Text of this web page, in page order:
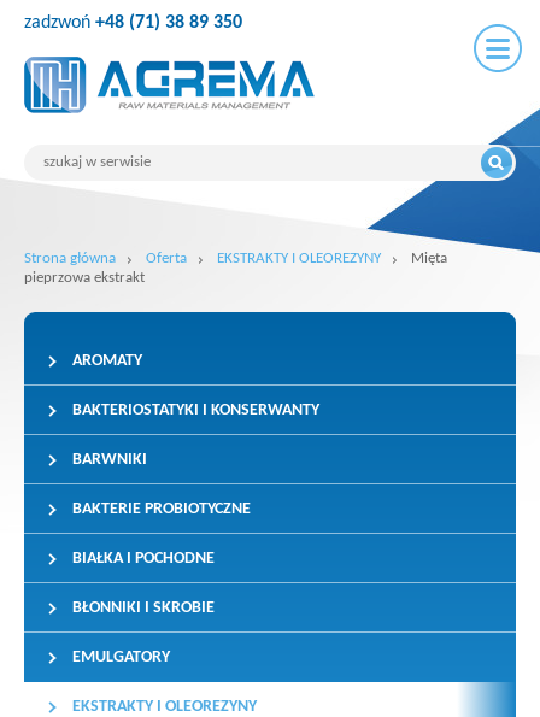
zadzwoń +48 (71) 38 89 350
Strona główna Oferta EKSTRAKTY I OLEOREZYNY
Mięta
pieprzowa ekstrakt
AROMATY
BAKTERIOSTATYKI I KONSERWANTY
BARWNIKI
BAKTERIE PROBIOTYCZNE
BIAŁKA I POCHODNE
BŁONNIKI I SKROBIE
EMULGATORY
EKSTRAKTY I OLEOREZYNY